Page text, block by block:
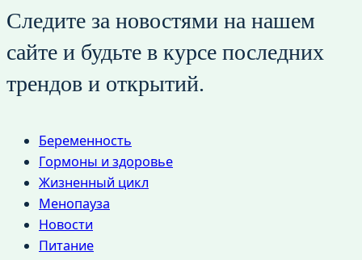
Следите за новостями на нашем
сайте и будьте в курсе последних
трендов и открытий.
Беременность
Гормоны и здоровье
Жизненный цикл
Менопауза
Новости
Питание